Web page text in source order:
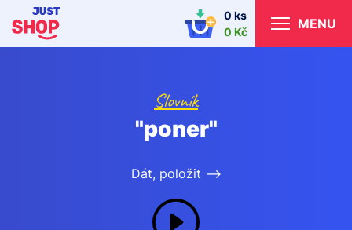
0 ks
0 Kč
MENU
Slovník
"poner"
Dát, položit -->